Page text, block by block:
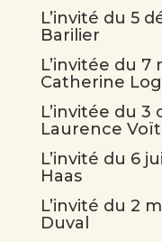
L’invité du 5
Barilier
L’invitée du 7
Catherine
L’invitée du 3
Laurence
L’invité du 6
Haas
L’invité du 2
Duval